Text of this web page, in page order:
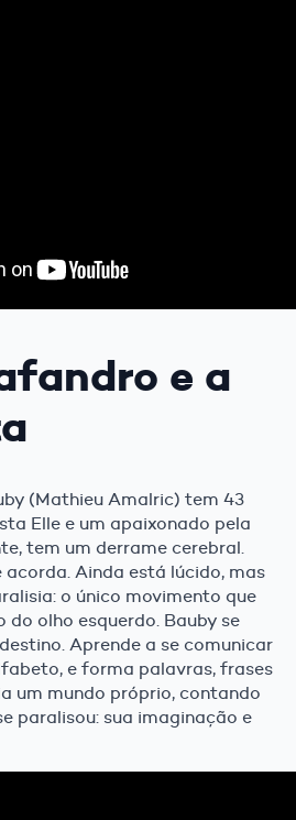
e a
(Mathieu Amalric) tem 43
Elle e um apaixonado pela
tem um derrame cerebral.
acorda. Ainda está lúcido, mas
o único movimento que
do olho esquerdo. Bauby se
Aprende a se comunicar
e forma palavras, frases
um mundo próprio, contando
paralisou: sua imaginação e